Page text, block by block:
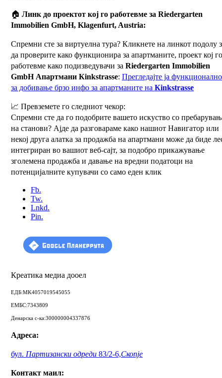
🏠 Линк до проектот кој го работевме за Riedergarten
Immobilien GmbH, Klagenfurt, Austria:
Спремни сте за виртуелна тура? Кликнете на линкот подолу
да проверите како функционира за апартманите, проект кој го
работевме како подизведувачи за Riedergarten Immobilien
GmbH Апартмани Кinkstrasse: Прегледајте ја
за добивање брзо инфо за апартманите на Кinkstrasse
📈 Превземете го следниот чекор:
Спремни сте да го подобрите вашето искуство со
на станови? Ајде да разговараме како нашиот Навигатор или
некој друга алатка за продажба на апартмани може да биде
интегриран во вашиот веб-сајт, за подобро прикажување
зголемена продажба и давање на вредни податоци на
потенцијалните купувачи со само еден клик
Fb.
Tw.
Lnkd.
Pin.
Креатика медиа дооел
ЕДБ:MK4057019545055
ЕМБС:7343809
Денарска с-ка:300000004337876
Адреса:
бул. Партизански одреди 83/2-6,Скопје
Контакт маил: